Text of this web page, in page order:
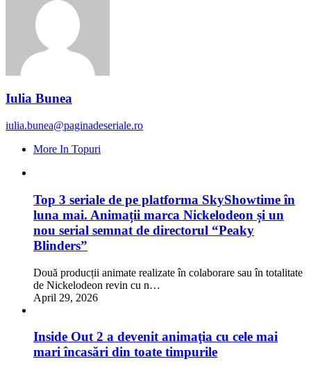
Iulia Bunea
iulia.bunea@paginadeseriale.ro
More In Topuri
Top 3 seriale de pe platforma SkyShowtime în
luna mai. Animații marca Nickelodeon și un
nou serial semnat de directorul “Peaky
Blinders”
Două producții animate realizate în colaborare sau în totalitate
de Nickelodeon revin cu n…
April 29, 2026
Inside Out 2 a devenit animaţia cu cele mai
mari încasări din toate timpurile